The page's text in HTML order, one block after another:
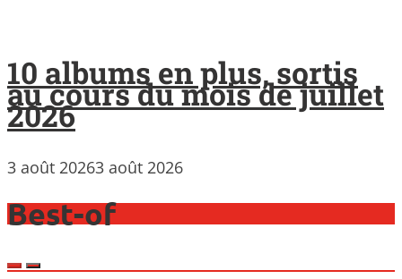
10 albums en plus, sortis
au cours du mois de juillet
2026
3 août 20263 août 2026
Best-of